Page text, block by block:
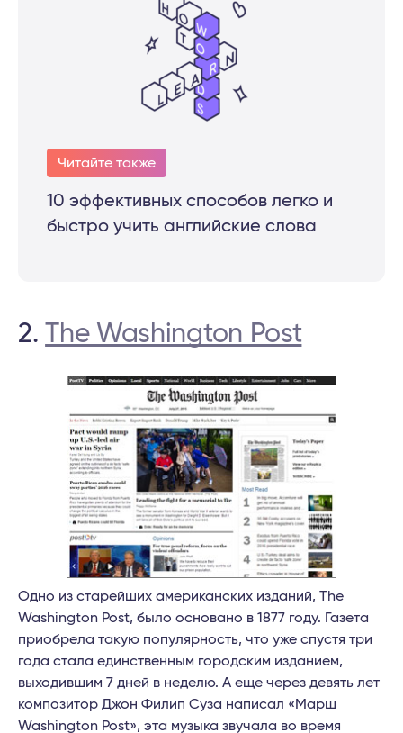
Читайте также
10 эффективных способов легко и
быстро учить английские слова
2.The Washington Post
Одно из старейших американских изданий, The
Washington Post, было основано в 1877 году. Газета
приобрела такую популярность, что уже спустя три
года стала единственным городским изданием,
выходившим 7 дней в неделю. А еще через девять лет
композитор Джон Филип Суза написал «Марш
Washington Post», эта музыка звучала во время